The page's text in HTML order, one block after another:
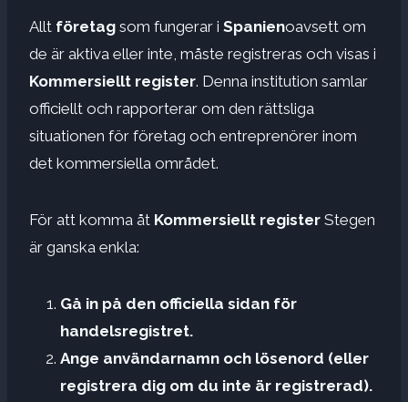
Allt företag som fungerar i Spanienoavsett om
de är aktiva eller inte, måste registreras och visas i
Kommersiellt register. Denna institution samlar
officiellt och rapporterar om den rättsliga
situationen för företag och entreprenörer inom
det kommersiella området.
För att komma åt Kommersiellt register Stegen
är ganska enkla:
Gå in på den officiella sidan för
handelsregistret.
Ange användarnamn och lösenord (eller
registrera dig om du inte är registrerad).